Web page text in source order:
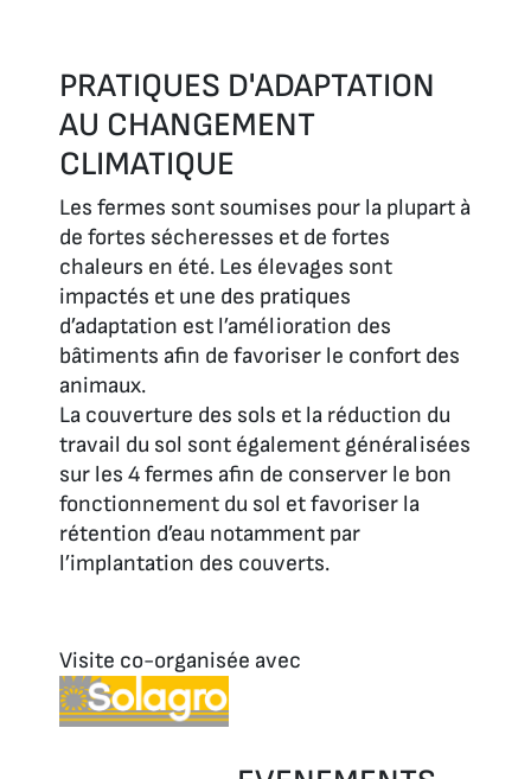
PRATIQUES D'ADAPTATION
AU CHANGEMENT
CLIMATIQUE
Les fermes sont soumises pour la plupart à
de fortes sécheresses et de fortes
chaleurs en été. Les élevages sont
impactés et une des pratiques
d’adaptation est l’amélioration des
bâtiments afin de favoriser le confort des
animaux.
La couverture des sols et la réduction du
travail du sol sont également généralisées
sur les 4 fermes afin de conserver le bon
fonctionnement du sol et favoriser la
rétention d’eau notamment par
l’implantation des couverts.
Visite co-organisée avec